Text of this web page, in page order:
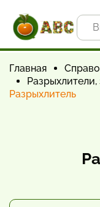
Главная
Разрыхлитель